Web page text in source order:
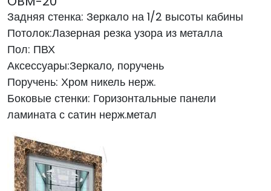
Задняя стенка: Зеркало на 1/2 высоты кабины
Потолок:Лазерная резка узора из металла
Пол: ПВХ
Аксессуары:Зеркало, поручень
Поручень: Хром никель нерж.
Боковые стенки: Горизонтальные панели
ламината с сатин нерж.метал